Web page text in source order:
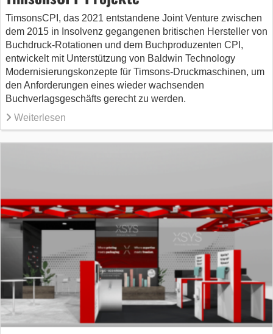
TimsonsCPI, das 2021 entstandene Joint Venture zwischen
dem 2015 in Insolvenz gegangenen britischen Hersteller von
Buchdruck-Rotationen und dem Buchproduzenten CPI,
entwickelt mit Unterstützung von Baldwin Technology
Modernisierungskonzepte für Timsons-Druckmaschinen, um
den Anforderungen eines wieder wachsenden
Buchverlagsgeschäfts gerecht zu werden.
Weiterlesen